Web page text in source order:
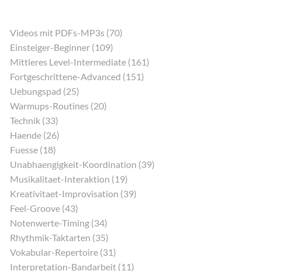
Videos mit PDFs-MP3s (70)
Einsteiger-Beginner (109)
Mittleres Level-Intermediate (161)
Fortgeschrittene-Advanced (151)
Uebungspad (25)
Warmups-Routines (20)
Technik (33)
Haende (26)
Fuesse (18)
Unabhaengigkeit-Koordination (39)
Musikalitaet-Interaktion (19)
Kreativitaet-Improvisation (39)
Feel-Groove (43)
Notenwerte-Timing (34)
Rhythmik-Taktarten (35)
Vokabular-Repertoire (31)
Interpretation-Bandarbeit (11)